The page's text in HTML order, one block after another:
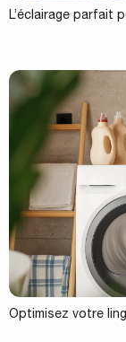
L’éclairage parfait
Optimisez votre